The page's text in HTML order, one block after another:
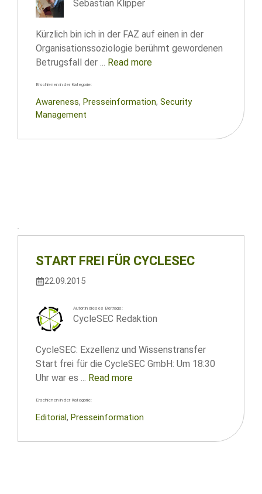
Sebastian Klipper
Kürzlich bin ich in der FAZ auf einen in der
Organisationssoziologie berühmt gewordenen
Betrugsfall der ... Read more
Erschienen in der Kategorie:
Awareness, Presseinformation, Security
Management
START FREI FÜR CYCLESEC
22.09.2015
Autor:in dieses Beitrags:
CycleSEC Redaktion
CycleSEC: Exzellenz und Wissenstransfer
Start frei für die CycleSEC GmbH: Um 18:30
Uhr war es ... Read more
Erschienen in der Kategorie:
Editorial, Presseinformation